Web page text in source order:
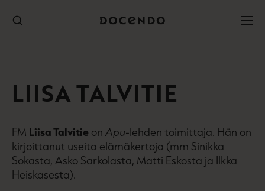
sisältöön
LIISA TALVITIE
FM Liisa Talvitie on Apu-lehden toimittaja. Hän on
kirjoittanut useita elämäkertoja (mm Sinikka
Sokasta, Asko Sarkolasta, Matti Eskosta ja Ilkka
Heiskasesta).